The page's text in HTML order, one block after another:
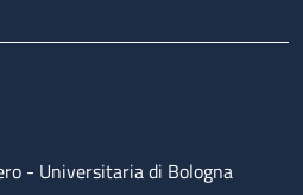
- Universitaria di Bologna